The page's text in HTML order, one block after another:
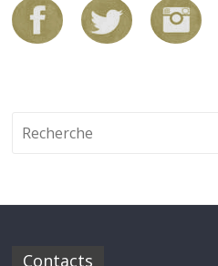
Contacts